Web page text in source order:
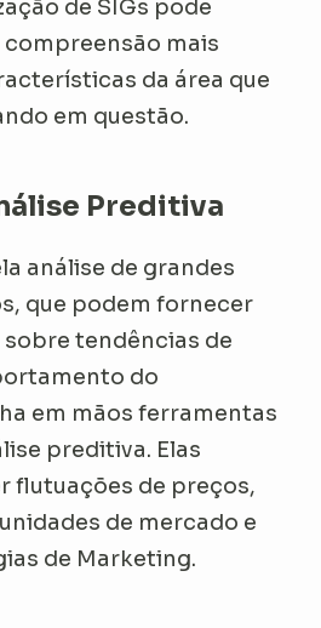
de SIGs pode
mais
da área que
em questão.
Preditiva
análise de grandes
que podem fornecer
tendências de
do
em mãos ferramentas
preditiva. Elas
flutuações de preços,
de mercado e
de Marketing.